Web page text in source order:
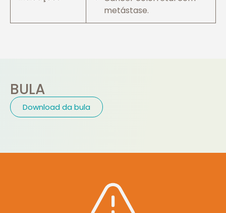
metástase.
BULA
Download da bula